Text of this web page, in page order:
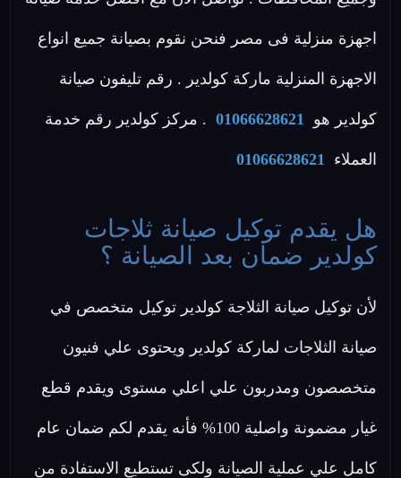
اجهزة منزلية فى مصر فنحن نقوم بصيانة جميع انواع
الاجهزة المنزلية ماركة كولدير . رقم تليفون صيانة
كولدير هو 01066628621 . مركز كولدير رقم خدمة
العملاء 01066628621
هل يقدم توكيل صيانة ثلاجات
كولدير ضمان بعد الصيانة ؟
لأن توكيل صيانة الثلاجة كولدير توكيل متخصص في
صيانة الثلاجات لماركة كولدير ويحتوى علي فنيون
متخصصون ومدربون علي اعلي مستوى ويقدم قطع
غيار مضمونة واصلية 100% فأنه يقدم لكم ضمان عام
كامل علي عملية الصيانة ولكى تستطيع الاستفادة من